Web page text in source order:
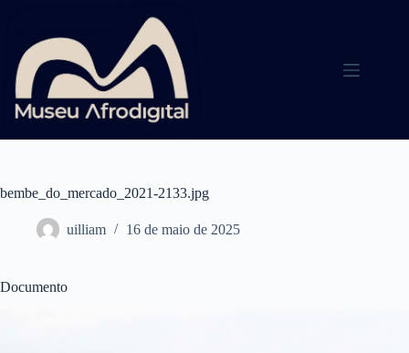
conteúdo
bembe_do_mercado_2021-2133.jpg
uilliam 16 de maio de 2025
Documento